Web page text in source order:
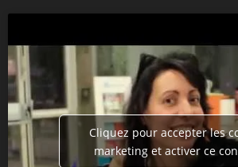
Cliquez pour accepter les
marketing et activer ce